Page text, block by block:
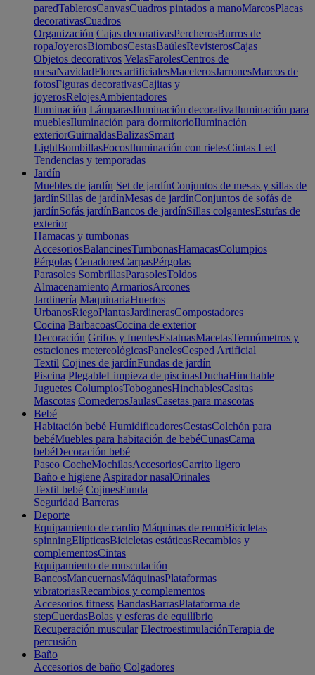
paredTablerosCanvasCuadros pintados a manoMarcosPlacas
decorativasCuadros
Organización Cajas decorativasPercherosBurros de
ropaJoyerosBiombosCestasBaúlesRevisterosCajas
Objetos decorativos VelasFarolesCentros de
mesaNavidadFlores artificialesMaceterosJarronesMarcos de
fotosFiguras decorativasCajitas y
joyerosRelojesAmbientadores
Iluminación LámparasIluminación decorativaIluminación para
mueblesIluminación para dormitorioIluminación
exteriorGuirnaldasBalizasSmart
LightBombillasFocosIluminación con rielesCintas Led
Tendencias y temporadas
Jardín
Muebles de jardín Set de jardínConjuntos de mesas y sillas de
jardínSillas de jardínMesas de jardínConjuntos de sofás de
jardínSofás jardínBancos de jardínSillas colgantesEstufas de
exterior
Hamacas y tumbonas
AccesoriosBalancinesTumbonasHamacasColumpios
Pérgolas CenadoresCarpasPérgolas
Parasoles SombrillasParasolesToldos
Almacenamiento ArmariosArcones
Jardinería MaquinariaHuertos
UrbanosRiegoPlantasJardinerasCompostadores
Cocina BarbacoasCocina de exterior
Decoración Grifos y fuentesEstatuasMacetasTermómetros y
estaciones metereológicasPanelesCesped Artificial
Textil Cojines de jardínFundas de jardín
Piscina PlegableLimpieza de piscinasDuchaHinchable
Juguetes ColumpiosToboganesHinchablesCasitas
Mascotas ComederosJaulasCasetas para mascotas
Bebé
Habitación bebé HumidificadoresCestasColchón para
bebéMuebles para habitación de bebéCunasCama
bebéDecoración bebé
Paseo CocheMochilasAccesoriosCarrito ligero
Baño e higiene Aspirador nasalOrinales
Textil bebé CojinesFunda
Seguridad Barreras
Deporte
Equipamiento de cardio Máquinas de remoBicicletas
spinningElípticasBicicletas estáticasRecambios y
complementosCintas
Equipamiento de musculación
BancosMancuernasMáquinasPlataformas
vibratoriasRecambios y complementos
Accesorios fitness BandasBarrasPlataforma de
stepCuerdasBolas y esferas de equilibrio
Recuperación muscular ElectroestimulaciónTerapia de
percusión
Baño
Accesorios de baño Colgadores